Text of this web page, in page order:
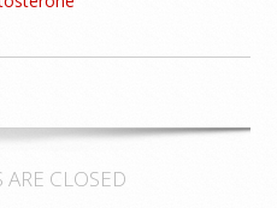
CLOSED